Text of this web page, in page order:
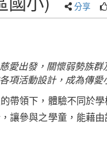
分享
出發，關懷弱勢族
項活動設計，成為傳愛
帶領下，體驗不同於
讓參與之學童，能藉